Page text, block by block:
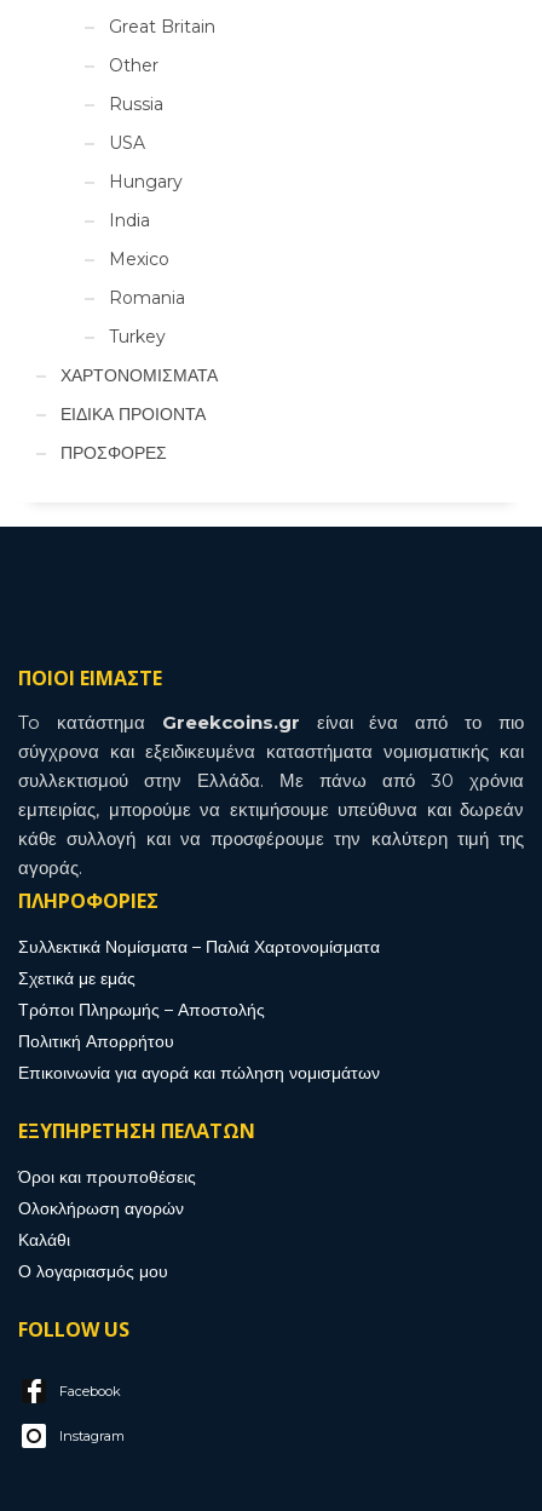
Great Britain
Other
Russia
USA
Hungary
India
Mexico
Romania
Turkey
ΧΑΡΤΟΝΟΜΙΣΜΑΤΑ
ΕΙΔΙΚΑ ΠΡΟΙΟΝΤΑ
ΠΡΟΣΦΟΡΕΣ
ΠΟΙΟΙ ΕΙΜΑΣΤΕ
To κατάστημα Greekcoins.gr είναι ένα από το πιο
σύγχρονα και εξειδικευμένα καταστήματα νομισματικής και
συλλεκτισμού στην Ελλάδα. Με πάνω από 30 χρόνια
εμπειρίας, μπορούμε να εκτιμήσουμε υπεύθυνα και δωρεάν
κάθε συλλογή και να προσφέρουμε την καλύτερη τιμή της
αγοράς.
ΠΛΗΡΟΦΟΡΙΕΣ
Συλλεκτικά Νομίσματα – Παλιά Χαρτονομίσματα
Σχετικά με εμάς
Τρόποι Πληρωμής – Αποστολής
Πολιτική Απορρήτου
Επικοινωνία για αγορά και πώληση νομισμάτων
ΕΞΥΠΗΡΕΤΗΣΗ ΠΕΛΑΤΩΝ
Όροι και προυποθέσεις
Ολοκλήρωση αγορών
Καλάθι
Ο λογαριασμός μου
FOLLOW US
Facebook
Instagram